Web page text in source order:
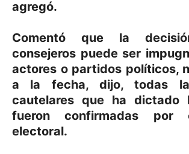
agregó.
Comentó que la
consejeros puede ser
actores o partidos políticos,
a la fecha, dijo, todas
cautelares que ha dictado
fueron confirmadas por
electoral.